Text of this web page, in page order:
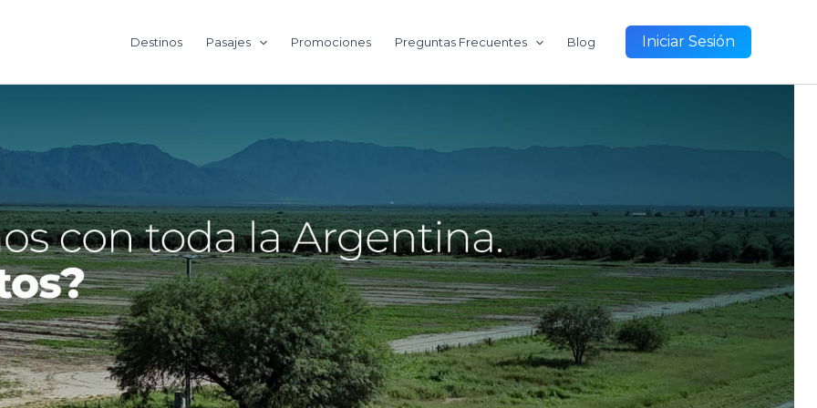
Destinos Pasajes Promociones Preguntas Frecuentes Blog Iniciar Sesión